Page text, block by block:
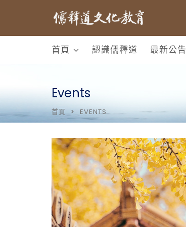
首頁 認識儒釋道 最新公告
Events
首頁 EVENTS